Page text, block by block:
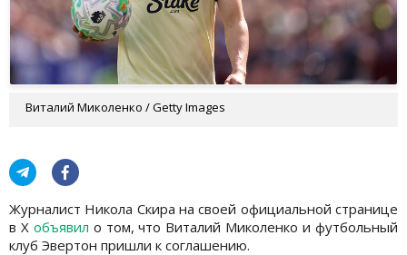
Виталий Миколенко / Getty Images
Журналист Никола Скира на своей официальной странице
в Х объявил о том, что Виталий Миколенко и футбольный
клуб Эвертон пришли к соглашению.